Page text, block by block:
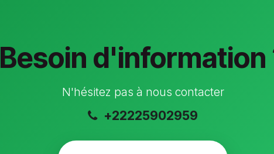
Besoin d'information
N'hésitez pas à nous contacter
+22225902959